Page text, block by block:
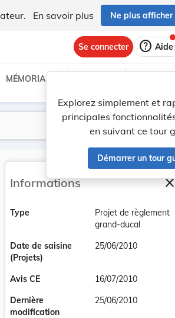
En savoir plus Ne plus afficher
Se connecter help Aide
Explorez simplement et
principales
en suivant ce tour
Démarrer un tour
MÉMORIAL C
Lancer la recherche
Filtres
Informations
Type
Projet de règlement
grand-ducal
Date de saisine
(Projets)
25/06/2010
Avis CE
16/07/2010
Dernière
modification
25/06/2010